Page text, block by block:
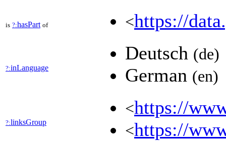
is ?:hasPart of <https://
?:inLanguage
Deutsch (de)
German (en)
?:linksGroup
<https://
<https://